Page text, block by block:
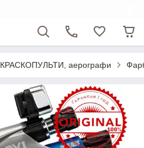
КРАСКОПУЛЬТИ, аерографи